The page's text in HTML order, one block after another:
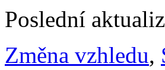
Poslední
Změna vzhledu,